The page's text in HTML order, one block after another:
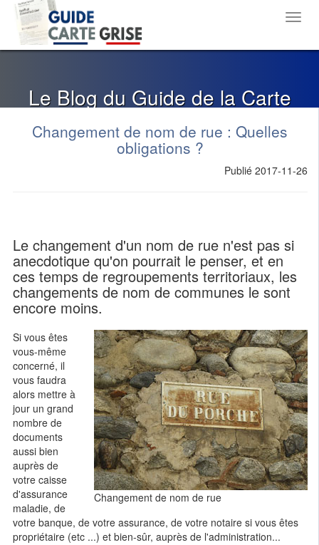
Le Blog du Guide de la Carte
Grise
Changement de nom de rue : Quelles
obligations ?
Publié 2017-11-26
Le changement d'un nom de rue n'est pas si
anecdotique qu'on pourrait le penser, et en
ces temps de regroupements territoriaux, les
changements de nom de communes le sont
encore moins.
Changement de nom de rue
Si vous êtes
vous-même
concerné, il
vous faudra
alors mettre à
jour un grand
nombre de
documents
aussi bien
auprès de
votre caisse
d'assurance
maladie, de
votre banque, de votre assurance, de votre notaire si vous êtes
propriétaire (etc ...) et bien-sûr, auprès de l'administration...